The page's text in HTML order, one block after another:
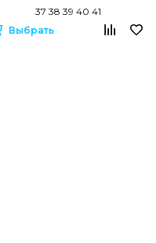
37 38 39 40 41
Выбрать